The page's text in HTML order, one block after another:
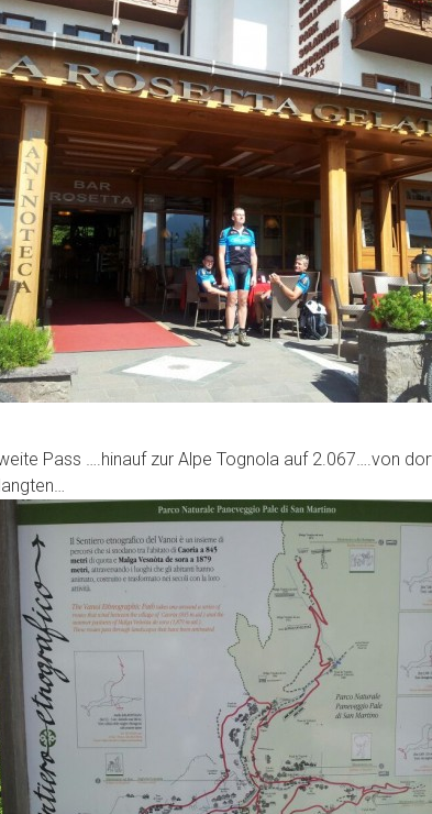
Pass ….hinauf zur Alpe Tognola auf 2.067….von